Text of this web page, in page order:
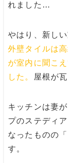
れました …
やはり、新し
外壁タイルは
が室内に聞こ
した 。 屋根が
キッチンは妻
プのステディ
なったものの
す。